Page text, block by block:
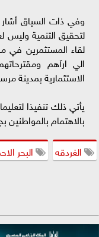
وفي ذات السياق
لتحقيق التنمية وليس
لقاء المستثمرين في
الي ارآهم
الاستثمارية بمدينة
يأتي ذلك تنفيذا
بالاهتمام بالمواطنين
الغردقه
البحر